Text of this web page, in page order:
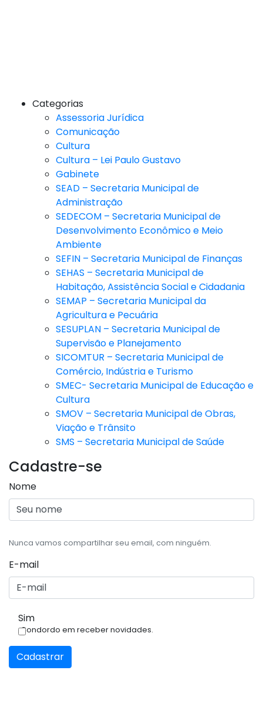
Categorias
Assessoria Jurídica
Comunicação
Cultura
Cultura – Lei Paulo Gustavo
Gabinete
SEAD – Secretaria Municipal de
Administração
SEDECOM – Secretaria Municipal de
Desenvolvimento Econômico e Meio
Ambiente
SEFIN – Secretaria Municipal de Finanças
SEHAS – Secretaria Municipal de
Habitação, Assistência Social e Cidadania
SEMAP – Secretaria Municipal da
Agricultura e Pecuária
SESUPLAN – Secretaria Municipal de
Supervisão e Planejamento
SICOMTUR – Secretaria Municipal de
Comércio, Indústria e Turismo
SMEC- Secretaria Municipal de Educação e
Cultura
SMOV – Secretaria Municipal de Obras,
Viação e Trânsito
SMS – Secretaria Municipal de Saúde
Cadastre-se
Nome
Nunca vamos compartilhar seu email, com ninguém.
E-mail
Sim
Condordo em receber novidades.
Cadastrar